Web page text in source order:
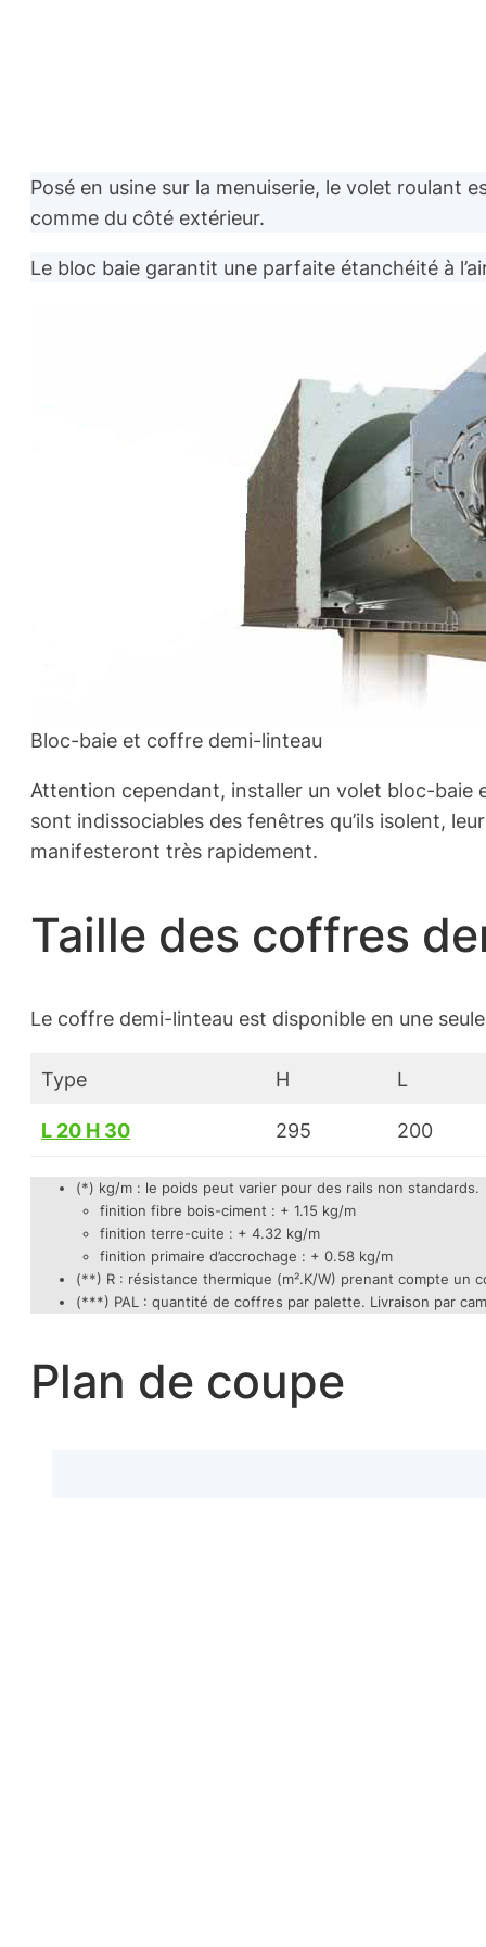
Posé en usine sur la menuiserie, le volet roulant
comme du côté extérieur.
Le bloc baie garantit une parfaite étanchéité à
Bloc-baie et coffre demi-linteau
Attention cependant, installer un volet bloc-baie
sont indissociables des fenêtres qu’ils isolent,
manifesteront très rapidement.
Taille des coffres
Le coffre demi-linteau est disponible en une
Type H L
L 20 H 30 295 200
(*) kg/m : le poids peut varier pour des rails non standards.
finition fibre bois-ciment : + 1.15 kg/m
finition terre-cuite : + 4.32 kg/m
finition primaire d’accrochage : + 0.58 kg/m
(**) R : résistance thermique (m².K/W) prenant compte un
(***) PAL : quantité de coffres par palette. Livraison par
Plan de coupe